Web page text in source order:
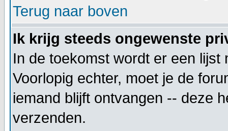
Terug naar boven
Ik krijg steeds ongewenste
In de toekomst wordt er een
Voorlopig echter, moet je de
iemand blijft ontvangen -- deze
verzenden.